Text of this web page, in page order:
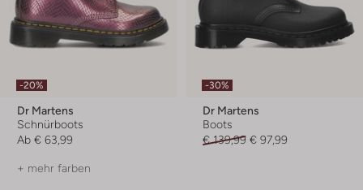
-20%
Dr Martens
Schnürboots
Ab € 63,99
+ mehr farben
-30%
Dr Martens
Boots
€ 139,99 € 97,99